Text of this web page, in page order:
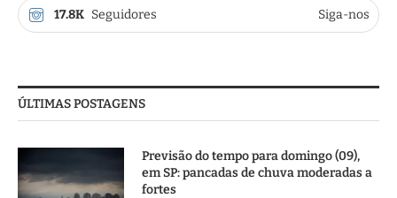
17.8K Seguidores Siga-nos
ÚLTIMAS POSTAGENS
Previsão do tempo para domingo (09),
em SP: pancadas de chuva moderadas a
fortes